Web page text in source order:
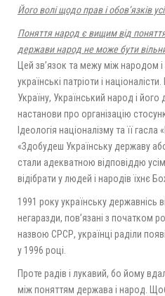
Його волі щодо прав і обов’язків
Поняття народ є вищим від
держави народ не може бути
Цей зв’язок та межу між народом
українські патріоти і
Україну, Український народ і
настанови про організацію
Ідеологія націоналізму та її
«Здобудеш Українську державу
стали адекватною відповіддю
відібрати у людей і народів їхнє
1991 року українську державнісь
негаразди, пов’язані з початком
назвою СРСР, українці раділи
у 1996 році.
Проте радів і лукавий, бо йому
між поняттям держава і народ.